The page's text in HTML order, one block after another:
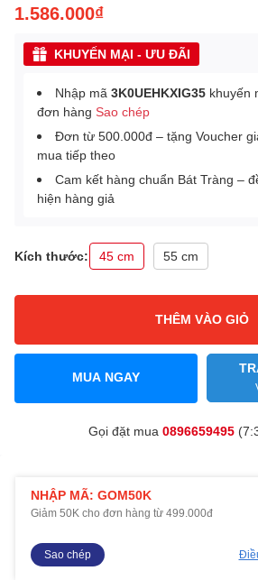
1.586.000₫
KHUYẾN MẠI - ƯU ĐÃI
Nhập mã 3K0UEHKXIG35 khuyến
đơn hàng Sao chép
Đơn từ 500.000đ – tặng Voucher
mua tiếp theo
Cam kết hàng chuẩn Bát Tràng –
hiện hàng giả
Kích thước: 45 cm 55 cm
THÊM VÀO GIỎ
MUA NGAY
Gọi đặt mua 0896659495
NHẬP MÃ: GOM50K
Giảm 50K cho đơn hàng từ 499.000đ
Sao chép